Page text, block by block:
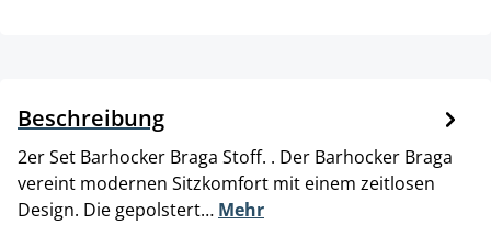
Beschreibung
2er Set Barhocker Braga Stoff. . Der Barhocker Braga
vereint modernen Sitzkomfort mit einem zeitlosen
Design. Die gepolstert… Mehr